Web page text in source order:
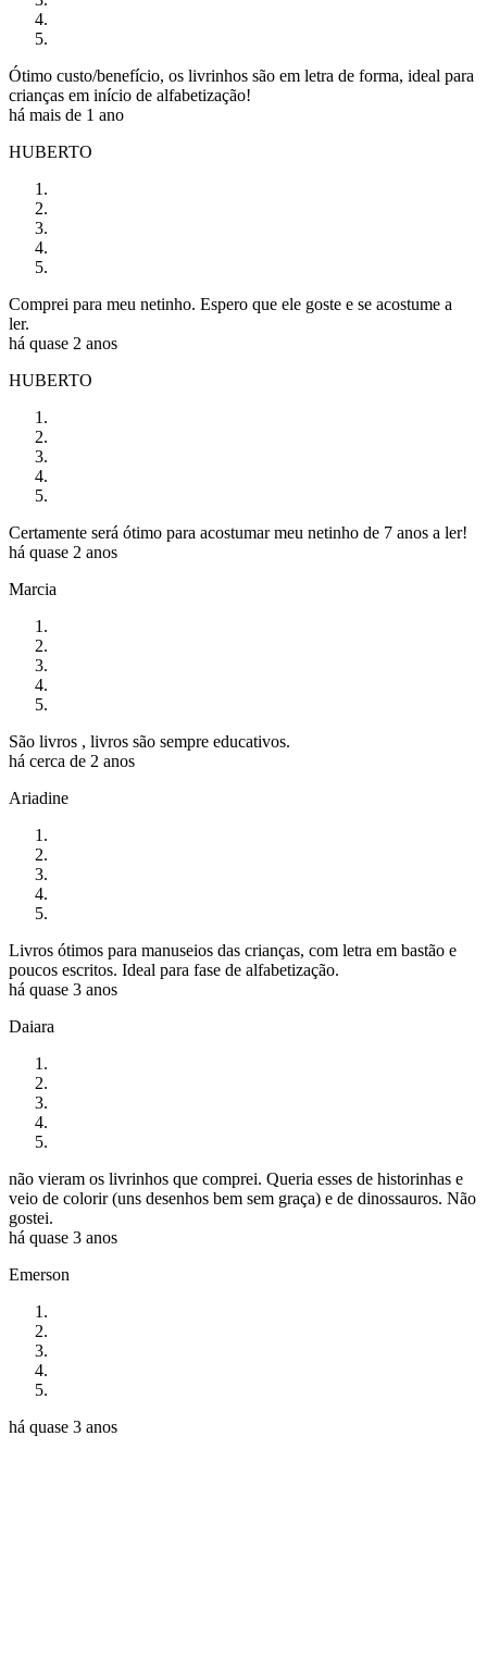
Ótimo custo/benefício, os livrinhos são em letra de forma, ideal para
crianças em início de alfabetização!
há mais de 1 ano
HUBERTO
Comprei para meu netinho. Espero que ele goste e se acostume a
ler.
há quase 2 anos
HUBERTO
Certamente será ótimo para acostumar meu netinho de 7 anos a ler!
há quase 2 anos
Marcia
São livros , livros são sempre educativos.
há cerca de 2 anos
Ariadine
Livros ótimos para manuseios das crianças, com letra em bastão e
poucos escritos. Ideal para fase de alfabetização.
há quase 3 anos
Daiara
não vieram os livrinhos que comprei. Queria esses de historinhas e
veio de colorir (uns desenhos bem sem graça) e de dinossauros. Não
gostei.
há quase 3 anos
Emerson
há quase 3 anos